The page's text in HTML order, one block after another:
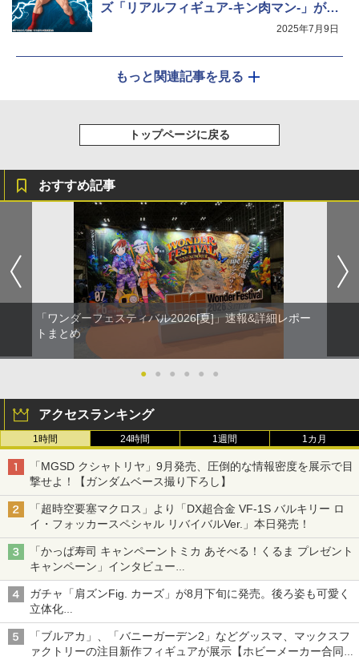
ズ「リアルフィギュア-キン肉マン-」が7
2025年7月9日
もっと関連記事を見る
トップページに戻る
おすすめ記事
「ワンダーフェスティバル2026[夏]」速報&詳細レポー
トまとめ
● ● ● ● ● ●
アクセスランキング
1時間 24時間 1週間 1カ月
「MGSD クシャトリヤ」9月発売、圧倒的な情報密度を展示で目
撃せよ！【ガンダムベース撮り下ろし】
「超時空要塞マクロス」より「DX超合金 VF-1S バルキリー ロ
イ・フォッカースペシャル リバイバルVer.」本日発売！
「かっぱ寿司 キャンペーントミカ あそべる！くるま プレゼント
キャンペーン」インタビュー
子どもが楽しめるかっぱ寿司ならではの体験とコラボの楽しさを
追求
ガチャ「肩ズンFig. カーズ」が8月下旬に発売。後ろ姿も可愛く
立体化
ライトニング・マックィーンやメーターなど4種がラインナップ
「ブルアカ」、「バニーガーデン2」などグッスマ、マックスフ
ァクトリーの注目新作フィギュアが展示【ホビーメーカー合同展